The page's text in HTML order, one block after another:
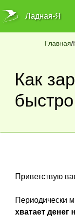
Ладная-Я
Главная/
Как
Приветствую
Периодически
хватает денег